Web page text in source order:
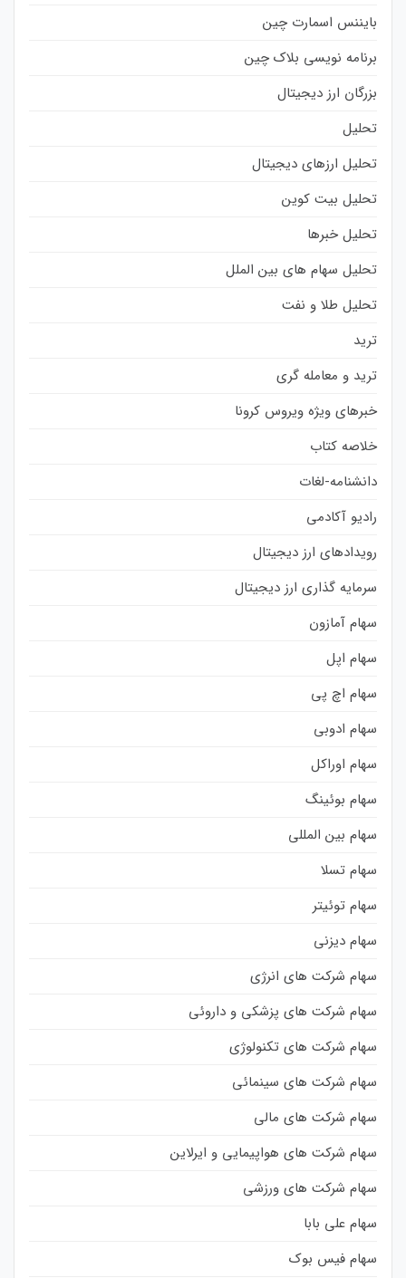
بایننس اسمارت چین
برنامه نویسی بلاک چین
بزرگان ارز دیجیتال
تحلیل
تحلیل ارزهای دیجیتال
تحلیل بیت کوین
تحلیل خبرها
تحلیل سهام های بین الملل
تحلیل طلا و نفت
ترید
ترید و معامله گری
خبرهای ویژه ویروس کرونا
خلاصه کتاب
دانشنامه-لغات
رادیو آکادمی
رویدادهای ارز دیجیتال
سرمایه گذاری ارز دیجیتال
سهام آمازون
سهام اپل
سهام اچ پی
سهام ادوبی
سهام اوراکل
سهام بوئینگ
سهام بین المللی
سهام تسلا
سهام توئیتر
سهام دیزنی
سهام شرکت های انرژی
سهام شرکت های پزشکی و داروئی
سهام شرکت های تکنولوژی
سهام شرکت های سینمائی
سهام شرکت های مالی
سهام شرکت های هواپیمایی و ایرلاین
سهام شرکت های ورزشی
سهام علی بابا
سهام فیس بوک